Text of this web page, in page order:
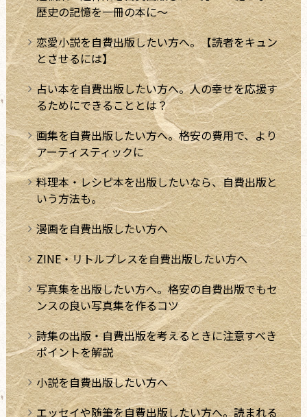
歴史の記憶を一冊の本に～
恋愛小説を自費出版したい方へ。【読者をキュン
とさせるには】
占い本を自費出版したい方へ。人の幸せを応援す
るためにできることとは？
画集を自費出版したい方へ。格安の費用で、より
アーティスティックに
料理本・レシピ本を出版したいなら、自費出版と
いう方法も。
漫画を自費出版したい方へ
ZINE・リトルプレスを自費出版したい方へ
写真集を出版したい方へ。格安の自費出版でもセ
ンスの良い写真集を作るコツ
詩集の出版・自費出版を考えるときに注意すべき
ポイントを解説
小説を自費出版したい方へ
エッセイや随筆を自費出版したい方へ。読まれる